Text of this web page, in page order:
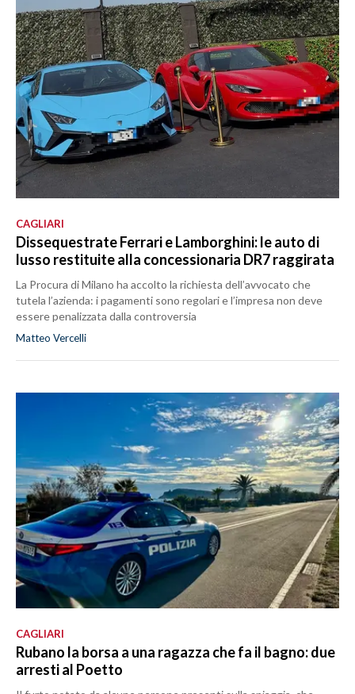
CAGLIARI
Dissequestrate Ferrari e Lamborghini: le auto di
lusso restituite alla concessionaria DR7 raggirata
La Procura di Milano ha accolto la richiesta dell’avvocato che
tutela l’azienda: i pagamenti sono regolari e l’impresa non deve
essere penalizzata dalla controversia
Matteo Vercelli
CAGLIARI
Rubano la borsa a una ragazza che fa il bagno: due
arresti al Poetto